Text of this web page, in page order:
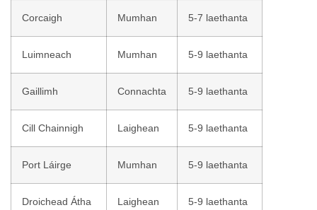
Corcaigh Mumhan 5-7 laethanta
Luimneach Mumhan 5-9 laethanta
Gaillimh Connachta 5-9 laethanta
Cill Chainnigh Laighean 5-9 laethanta
Port Láirge Mumhan 5-9 laethanta
Droichead Átha Laighean 5-9 laethanta